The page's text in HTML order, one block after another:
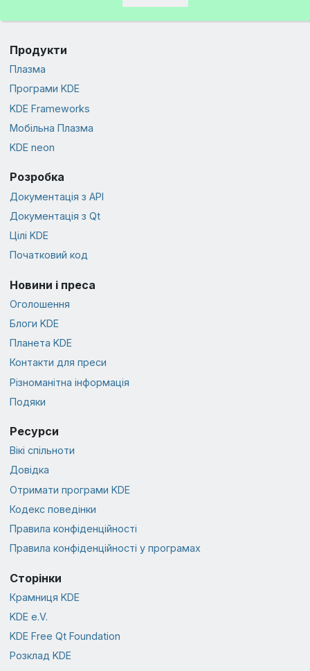
Продукти
Плазма
Програми KDE
KDE Frameworks
Мобільна Плазма
KDE neon
Розробка
Документація з API
Документація з Qt
Цілі KDE
Початковий код
Новини і преса
Оголошення
Блоги KDE
Планета KDE
Контакти для преси
Різноманітна інформація
Подяки
Ресурси
Вікі спільноти
Довідка
Отримати програми KDE
Кодекс поведінки
Правила конфіденційності
Правила конфіденційності у програмах
Сторінки
Крамниця KDE
KDE e.V.
KDE Free Qt Foundation
Розклад KDE